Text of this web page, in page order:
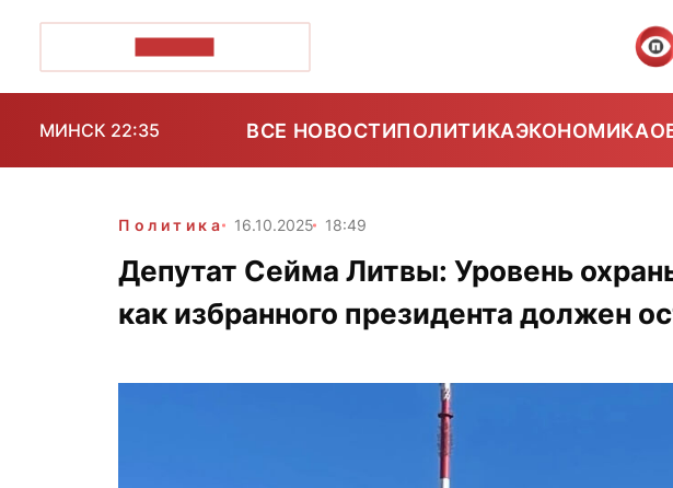
МИНСК 22:35 ВСЕ НОВОСТИПОЛИТИКАЭКОНОМИКА
Политика 16.10.2025 18:49
Депутат Сейма Литвы: Уровень
как избранного президента должен